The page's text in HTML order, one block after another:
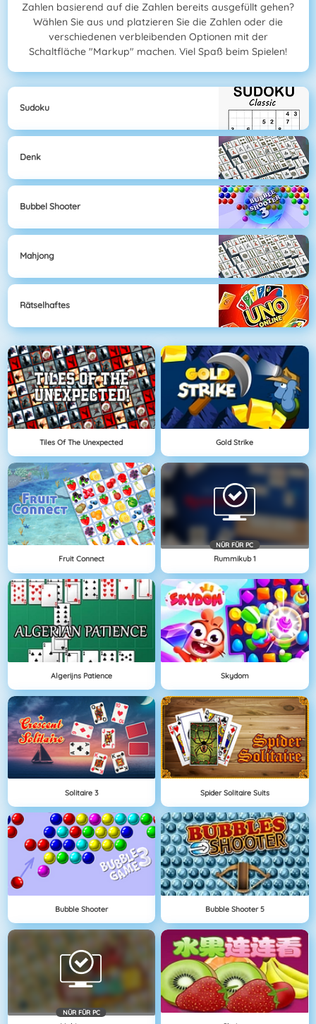
Zahlen basierend auf die Zahlen bereits ausgefüllt gehen?
Wählen Sie aus und platzieren Sie die Zahlen oder die
verschiedenen verbleibenden Optionen mit der
Schaltfläche "Markup" machen. Viel Spaß beim Spielen!
Sudoku
Denk
Bubbel Shooter
Mahjong
Rätselhaftes
Tiles Of The Unexpected Gold Strike
Fruit Connect
NÜR FÜR PC
Rummikub 1
Algerijns Patience Skydom
Solitaire 3 Spider Solitaire Suits
Bubble Shooter Bubble Shooter 5
NÜR FÜR PC